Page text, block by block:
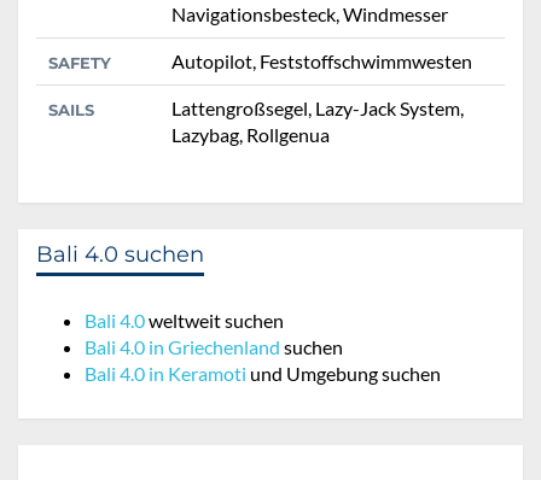
Navigationsbesteck, Windmesser
SAFETY Autopilot, Feststoffschwimmwesten
SAILS
Lattengroßsegel, Lazy-Jack System,
Lazybag, Rollgenua
Bali 4.0 suchen
Bali 4.0weltweit suchen
Bali 4.0 in Griechenland suchen
Bali 4.0 in Keramoti und Umgebung suchen